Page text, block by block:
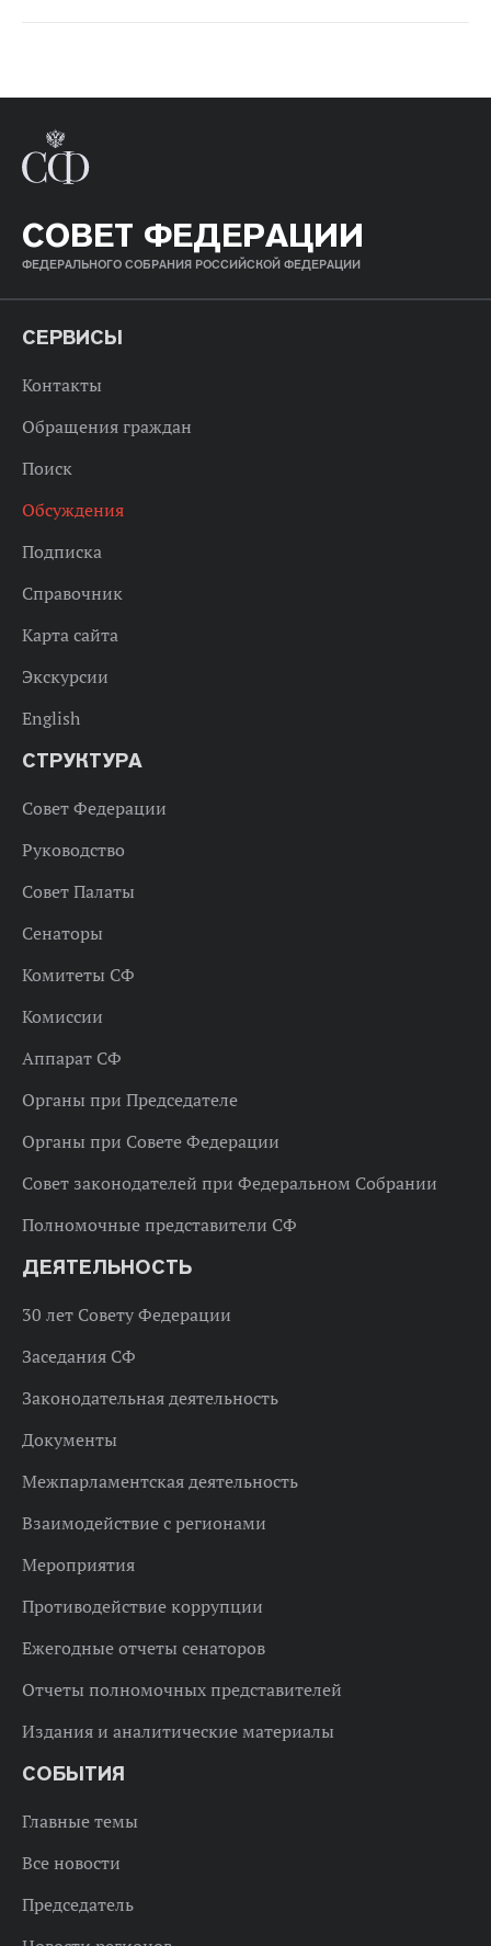
СОВЕТ ФЕДЕРАЦИИ
ФЕДЕРАЛЬНОГО СОБРАНИЯ РОССИЙСКОЙ ФЕДЕРАЦИИ
СЕРВИСЫ
Контакты
Обращения граждан
Поиск
Обсуждения
Подписка
Справочник
Карта сайта
Экскурсии
English
СТРУКТУРА
Совет Федерации
Руководство
Совет Палаты
Сенаторы
Комитеты СФ
Комиссии
Аппарат СФ
Органы при Председателе
Органы при Совете Федерации
Совет законодателей при Федеральном Собрании
Полномочные представители СФ
ДЕЯТЕЛЬНОСТЬ
30 лет Совету Федерации
Заседания СФ
Законодательная деятельность
Документы
Межпарламентская деятельность
Взаимодействие с регионами
Мероприятия
Противодействие коррупции
Ежегодные отчеты сенаторов
Отчеты полномочных представителей
Издания и аналитические материалы
СОБЫТИЯ
Главные темы
Все новости
Председатель